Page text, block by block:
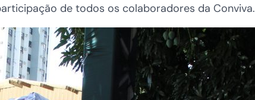
de todos os colaboradores da Conviva.